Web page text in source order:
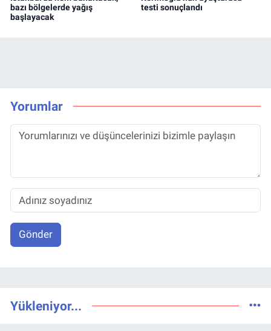
bazı bölgelerde yağış
başlayacak
testi sonuçlandı
Yorumlar
Gönder
Yükleniyor...